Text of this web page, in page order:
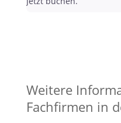
Weitere
Fachfirmen in